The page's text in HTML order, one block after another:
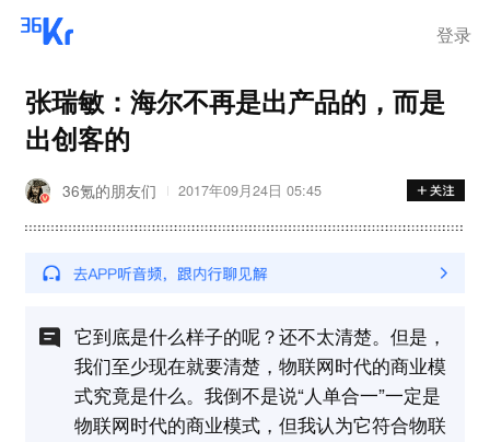
登录
张瑞敏：海尔不再是出产品的，而是
出创客的
36氪的朋友们 2017年09月24日 05:45
它到底是什么样子的呢？还不太清楚。但是，
我们至少现在就要清楚，物联网时代的商业模
式究竟是什么。我倒不是说“人单合一”一定是
物联网时代的商业模式，但我认为它符合物联